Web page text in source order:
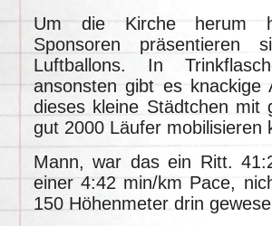
Um die Kirche herum
Sponsoren präsentieren
Luftballons. In
ansonsten gibt es knackige
dieses kleine Städtchen mit
gut 2000 Läufer mobilisieren
Mann, war das ein Ritt.
einer 4:42 min/km Pace,
150 Höhenmeter drin